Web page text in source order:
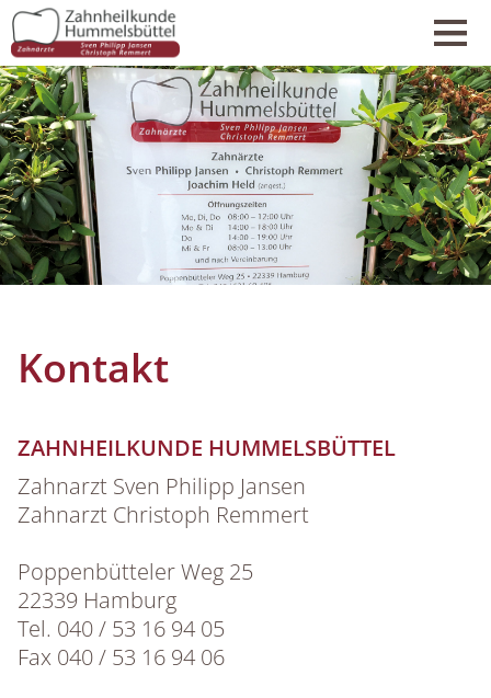
Kontakt
ZAHNHEILKUNDE HUMMELSBÜTTEL
Zahnarzt Sven Philipp Jansen
Zahnarzt Christoph Remmert
Poppenbütteler Weg 25
22339 Hamburg
Tel. 040 / 53 16 94 05
Fax 040 / 53 16 94 06